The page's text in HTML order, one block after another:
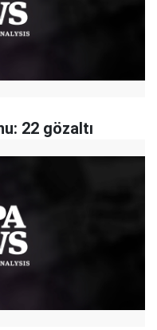
22 gözaltı